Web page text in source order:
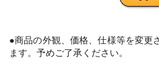
●商品の外観、価格、仕様等を変更
ます。予めご了承ください。